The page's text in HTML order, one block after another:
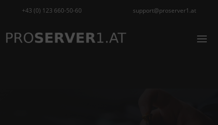
+43 (0) 123 660-50-60 support@proserver1.at